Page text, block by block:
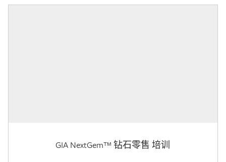
GIA NextGem™ 钻石零售 培训